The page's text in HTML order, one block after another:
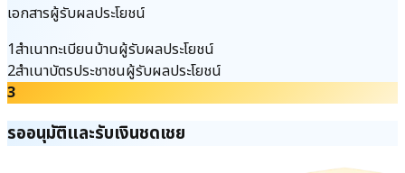
เอกสารผู้รับผลประโยชน์
1สำเนาทะเบียนบ้านผู้รับผลประโยชน์
2สำเนาบัตรประชาชนผู้รับผลประโยชน์
3
รออนุมัติและรับเงินชดเชย